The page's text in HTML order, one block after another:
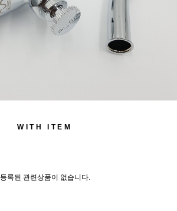
WITH ITEM
등록된 관련상품이 없습니다.